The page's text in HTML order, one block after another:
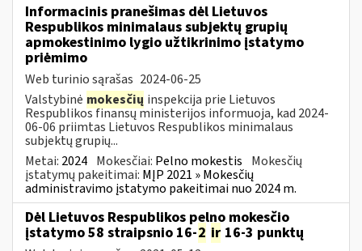
Informacinis pranešimas dėl Lietuvos
Respublikos minimalaus subjektų grupių
apmokestinimo lygio užtikrinimo įstatymo
priėmimo
Web turinio sąrašas 2024-06-25
Valstybinė mokesčių inspekcija prie Lietuvos
Respublikos finansų ministerijos informuoja, kad 2024-
06-06 priimtas Lietuvos Respublikos minimalaus
subjektų grupių...
Metai: 2024 Mokesčiai: Pelno mokestis Mokesčių
įstatymų pakeitimai: MĮP 2021 » Mokesčių
administravimo įstatymo pakeitimai nuo 2024 m.
Dėl Lietuvos Respublikos pelno mokesčio
įstatymo 58 straipsnio 16-2 ir 16-3 punktų